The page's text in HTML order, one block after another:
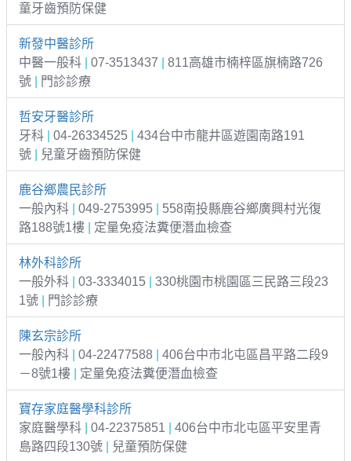
童牙齒預防保健
新發中醫診所
中醫一般科
07-3513437
811高雄市楠梓區旗楠路726
號
門診診療
哲安牙醫診所
牙科
04-26334525
434台中市龍井區遊園南路191
號
兒童牙齒預防保健
鹿谷鄉農民診所
一般內科
049-2753995
558南投縣鹿谷鄉廣興村光復
路188號1樓
定量免疫法糞便潛血檢查
林外科診所
一般外科
03-3334015
330桃園市桃園區三民路三段23
1號
門診診療
陳玄宗診所
一般內科
04-22477588
406台中市北屯區昌平路二段9
－8號1樓
定量免疫法糞便潛血檢查
寶存家庭醫學科診所
家庭醫學科
04-22375851
406台中市北屯區平安里青
島路四段130號
兒童預防保健